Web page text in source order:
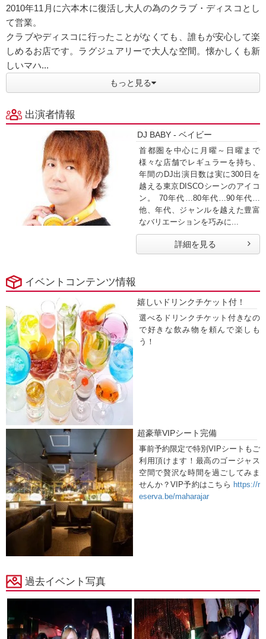
2010年11月に六本木に復活し大人の為のクラブ・ディスコとし
て営業。
クラブやディスコに行ったことがなくても、誰もが安心して楽
しめるお店です。ラグジュアリーで大人な空間。懐かしくも新
しいマハ...
もっと見る
出演者情報
DJ BABY - ベイビー
首都圏を中心に月曜～日曜まで
様々な店舗でレギュラーを持ち、
年間のDJ出演日数は実に300日を
越える東京DISCOシーンのアイコ
ン。 70年代…80年代…90年代…
他、年代、ジャンルを越えた豊富
なバリエーションを巧みに...
詳細を見る
イベントコンテンツ情報
嬉しいドリンクチケット付！
選べるドリンクチケット付きなの
で好きな飲み物を頼んで楽しも
う！
超豪華VIPシート完備
事前予約限定で特別VIPシートもご
利用頂けます！最高のゴージャス
空間で贅沢な時間を過ごしてみま
せんか？VIP予約はこちら https://r
eserva.be/maharajar
過去イベント写真